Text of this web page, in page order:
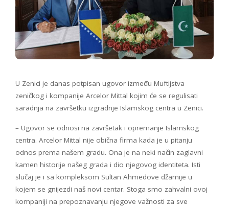
U Zenici je danas potpisan ugovor između Muftijstva
zeničkog i kompanije Arcelor Mittal kojim će se regulisati
saradnja na završetku izgradnje Islamskog centra u Zenici.
– Ugovor se odnosi na završetak i opremanje Islamskog
centra. Arcelor Mittal nije obična firma kada je u pitanju
odnos prema našem gradu. Ona je na neki način zaglavni
kamen historije našeg grada i dio njegovog identiteta. Isti
slučaj je i sa kompleksom Sultan Ahmedove džamije u
kojem se gnijezdi naš novi centar. Stoga smo zahvalni ovoj
kompaniji na prepoznavanju njegove važnosti za sve